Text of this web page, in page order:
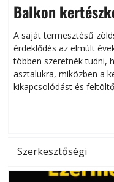
Balkon
Helytakarékos
A saját termesztésű
érdeklődés az elmúlt
többen szeretnék tudni,
asztalukra, miközben a
kikapcsolódást és
Szerkesztőségi